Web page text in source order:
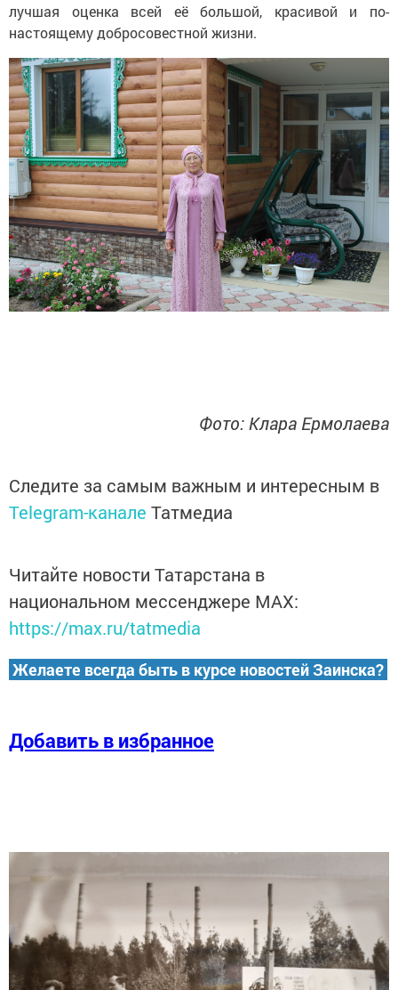
лучшая оценка всей её большой, красивой и по-
настоящему добросовестной жизни.
Фото: Клара Ермолаева
Следите за самым важным и интересным в
Telegram-канале Татмедиа
Читайте новости Татарстана в
национальном мессенджере MАХ:
https://max.ru/tatmedia
Желаете всегда быть в курсе новостей Заинска?
Добавить в избранное